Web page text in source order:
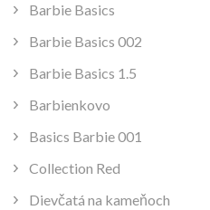
Barbie Basics
Barbie Basics 002
Barbie Basics 1.5
Barbienkovo
Basics Barbie 001
Collection Red
Dievčatá na kameňoch